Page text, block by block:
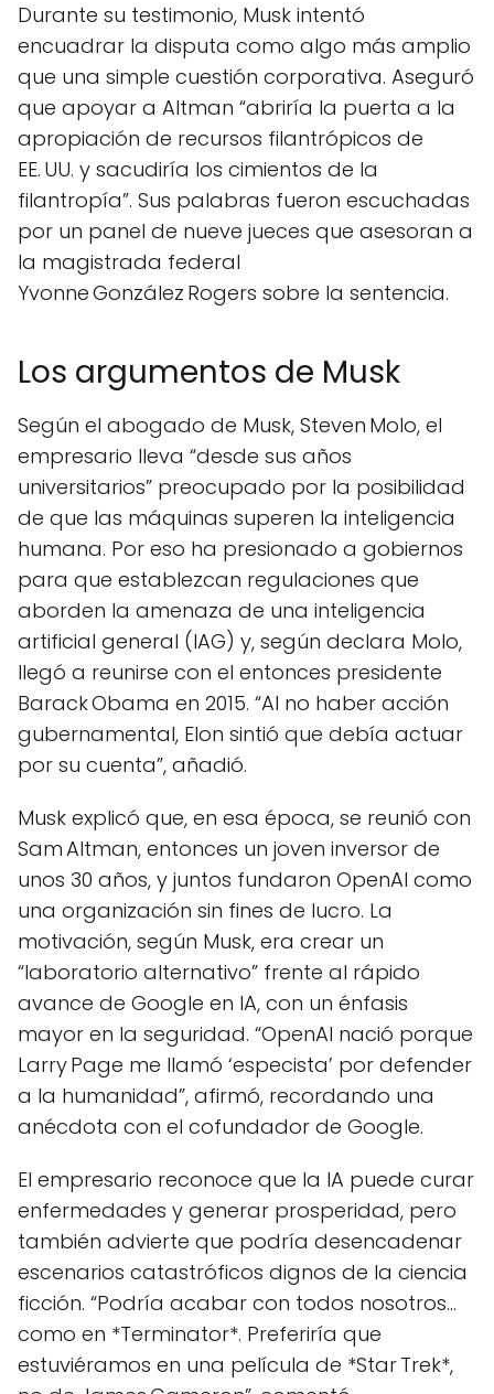
Durante su testimonio, Musk intentó
encuadrar la disputa como algo más amplio
que una simple cuestión corporativa. Aseguró
que apoyar a Altman “abriría la puerta a la
apropiación de recursos filantrópicos de
EE. UU. y sacudiría los cimientos de la
filantropía”. Sus palabras fueron escuchadas
por un panel de nueve jueces que asesoran a
la magistrada federal
Yvonne González Rogers sobre la sentencia.
Los argumentos de Musk
Según el abogado de Musk, Steven Molo, el
empresario lleva “desde sus años
universitarios” preocupado por la posibilidad
de que las máquinas superen la inteligencia
humana. Por eso ha presionado a gobiernos
para que establezcan regulaciones que
aborden la amenaza de una inteligencia
artificial general (IAG) y, según declara Molo,
llegó a reunirse con el entonces presidente
Barack Obama en 2015. “Al no haber acción
gubernamental, Elon sintió que debía actuar
por su cuenta”, añadió.
Musk explicó que, en esa época, se reunió con
Sam Altman, entonces un joven inversor de
unos 30 años, y juntos fundaron OpenAI como
una organización sin fines de lucro. La
motivación, según Musk, era crear un
“laboratorio alternativo” frente al rápido
avance de Google en IA, con un énfasis
mayor en la seguridad. “OpenAI nació porque
Larry Page me llamó ‘especista’ por defender
a la humanidad”, afirmó, recordando una
anécdota con el cofundador de Google.
El empresario reconoce que la IA puede curar
enfermedades y generar prosperidad, pero
también advierte que podría desencadenar
escenarios catastróficos dignos de la ciencia
ficción. “Podría acabar con todos nosotros…
como en *Terminator*. Preferiría que
estuviéramos en una película de *Star Trek*,